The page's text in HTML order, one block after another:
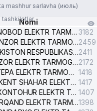
MAHALLA
RESPUBLIKASI
RESPUBLIKA
BUSINESS RESOURCE
mashhur sarlavha (июль)
tashkilotlar
Nomi
YASHNOBOD ELEKTR TARMOG'I NOSOZLIKLARI XIZMATI 3182
CHILONZOR ELEKTR TARMOG'I NOSOZLIK XIZMATI2459
O'ZBEKISTON RESPUBLIKASI BOSH PROKURATURASI ISHONCH TELEFONI2411
OLMAZOR ELEKTR TARMOG'I NOSOZLIKLARI XIZMATI2172
UCH-TEPA ELEKTR TARMOG'I NOSOZLIKLARI XIZMATI 1418
TOSHKENT SHAHAR ELEKTR TARMOQLARI KORXONASI AJ 1417
SHAYXONTOHUR ELEKTR TARMOG'I NOSOZLIKLARINI TUZATISH XIZMATI 1407
SAMARQAND ELEKTR TARMOQLARI AJ1398